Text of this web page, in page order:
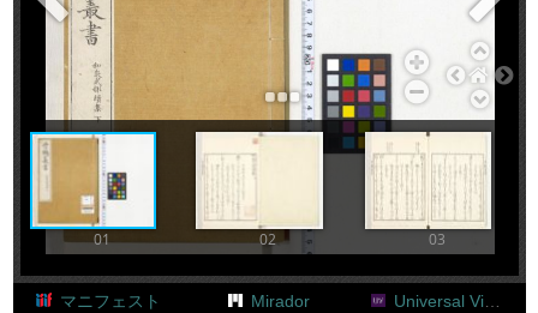
Add Item
01 02 03
マニフェスト Mirador Universal Viewer